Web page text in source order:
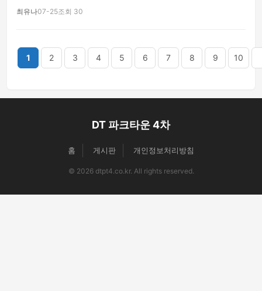
최유나07-25조회 30
1 2 3 4 5 6 7 8 9 10
DT 파크타운 4차
홈 게시판 개인정보처리방침
© 2026 dtpt4.co.kr. All rights reserved.